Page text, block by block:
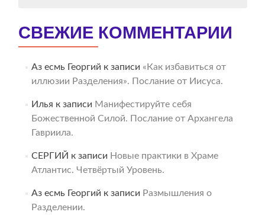
СВЕЖИЕ КОММЕНТАРИИ
Аз есмь Георгий к записи «Как избавиться от
иллюзии Разделения». Послание от Иисуса.
Илья к записи Манифестируйте себя
Божественной Силой. Послание от Архангела
Гавриила.
СЕРГИЙ к записи Новые практики в Храме
Атлантис. Четвёртый Уровень.
Аз есмь Георгий к записи Размышления о
Разделении.